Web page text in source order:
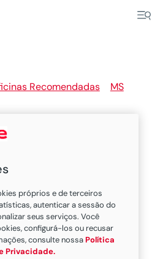
Recomendadas> MS
Anastacio
nesta cidade.
próprios e de terceiros
autenticar a sessão do
seus serviços. Você
configurá-los ou recusar
consulte nossaPolítica
Privacidade.